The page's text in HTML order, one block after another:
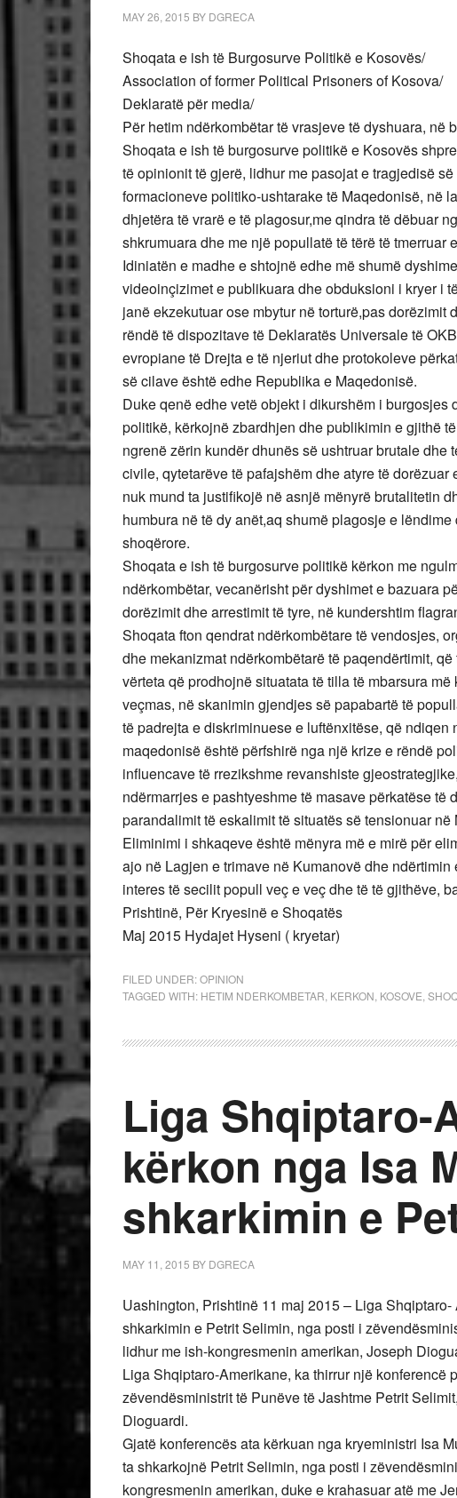
MAY 26, 2015 BY DGRECA
Shoqata e ish të Burgosurve Politikë e Kosovës/
Association of former Political Prisoners of Kosova/
Deklaratë për media/
Për hetim ndërkombëtar të vrasjeve të dyshuara, në
Shoqata e ish të burgosurve politikë e Kosovës
të opinionit të gjerë, lidhur me pasojat e tragjedisë
formacioneve politiko-ushtarake të Maqedonisë, në
dhjetëra të vrarë e të plagosur,me qindra të dëbuar
shkrumuara dhe me një popullatë të tërë të tmerruar
Idiniatën e madhe e shtojnë edhe më shumë
videoinçizimet e publikuara dhe obduksioni i kryer i
janë ekzekutuar ose mbytur në torturë,pas dorëzimit
rëndë të dispozitave të Deklaratës Universale të
evropiane të Drejta e të njeriut dhe protokoleve
së cilave është edhe Republika e Maqedonisë.
Duke qenë edhe vetë objekt i dikurshëm i burgosjes
politikë, kërkojnë zbardhjen dhe publikimin e gjithë
ngrenë zërin kundër dhunës së ushtruar brutale dhe
civile, qytetarëve të pafajshëm dhe atyre të
nuk mund ta justifikojë në asnjë mënyrë brutalitetin
humbura në të dy anët,aq shumë plagosje e
shoqërore.
Shoqata e ish të burgosurve politikë kërkon me
ndërkombëtar, vecanërisht për dyshimet e bazuara
dorëzimit dhe arrestimit të tyre, në kundershtim
Shoqata fton qendrat ndërkombëtare të vendosjes,
dhe mekanizmat ndërkombëtarë të paqendërtimit,
vërteta që prodhojnë situatata të tilla të mbarsura
veçmas, në skanimin gjendjes së papabartë të
të padrejta e diskriminuese e luftënxitëse, që
maqedonisë është përfshirë nga një krize e rëndë
influencave të rrezikshme revanshiste
ndërmarrjes e pashtyeshme të masave përkatëse
parandalimit të eskalimit të situatës së tensionuar
Eliminimi i shkaqeve është mënyra më e mirë për
ajo në Lagjen e trimave në Kumanovë dhe
interes të secilit popull veç e veç dhe të të gjithëve,
Prishtinë, Për Kryesinë e Shoqatës
Maj 2015 Hydajet Hyseni ( kryetar)
FILED UNDER:OPINION
TAGGED WITH: HETIM NDERKOMBETAR KERKON KOSOVE
Liga Shqiptaro-
kërkon nga Isa
shkarkimin e
MAY 11, 2015 BY DGRECA
Uashington, Prishtinë 11 maj 2015 – Liga
shkarkimin e Petrit Selimin, nga posti i
lidhur me ish-kongresmenin amerikan, Joseph
Liga Shqiptaro-Amerikane, ka thirrur një konferencë
zëvendësministrit të Punëve të Jashtme Petrit
Dioguardi.
Gjatë konferencës ata kërkuan nga kryeministri Isa
ta shkarkojnë Petrit Selimin, nga posti i
kongresmenin amerikan, duke e krahasuar atë me